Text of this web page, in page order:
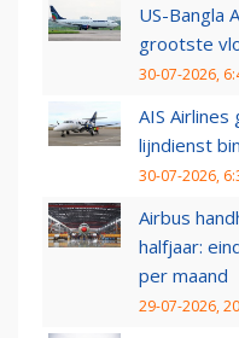
US-Bangla
grootste
30-07-2026,
AIS
lijndienst
30-07-2026,
Airbus
halfjaar:
per maand
29-07-2026,